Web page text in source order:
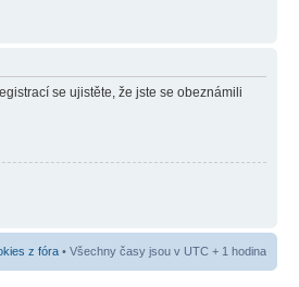
se ujistěte, že jste se obeznámili
z fóra • Všechny časy jsou v UTC + 1 hodina